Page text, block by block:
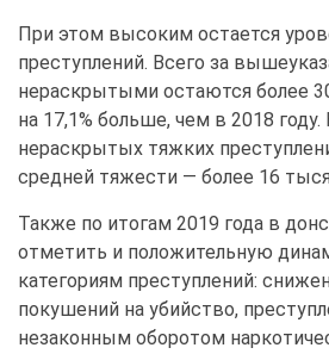
При этом высоким остается
преступлений. Всего за
нераскрытыми остаются более
на 17,1% больше, чем в 2018
нераскрытых тяжких
средней тяжести — более 16
Также по итогам 2019 года в
отметить и положительную
категориям преступлений:
покушений на убийство,
незаконным оборотом